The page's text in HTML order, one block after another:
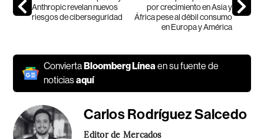
Anthropic revelan nuevos
riesgos de ciberseguridad
por crecimiento en Asia y
África pese al débil consumo
en Europa y América
ConviertaBloomberg Líneaen su fuente de
noticiasaquí
Carlos Rodríguez Salcedo
Editor de Mercados